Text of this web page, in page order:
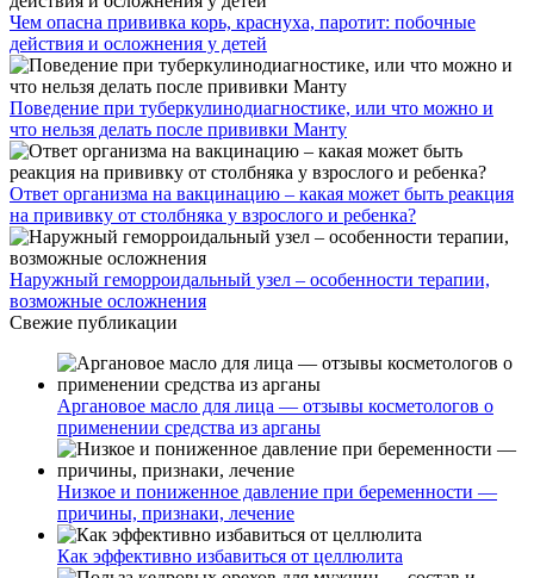
Чем опасна прививка корь, краснуха, паротит: побочные
действия и осложнения у детей
Поведение при туберкулинодиагностике, или что можно и
что нельзя делать после прививки Манту
Ответ организма на вакцинацию – какая может быть реакция
на прививку от столбняка у взрослого и ребенка?
Наружный геморроидальный узел – особенности терапии,
возможные осложнения
Свежие публикации
Аргановое масло для лица — отзывы косметологов о
применении средства из арганы
Низкое и пониженное давление при беременности —
причины, признаки, лечение
Как эффективно избавиться от целлюлита